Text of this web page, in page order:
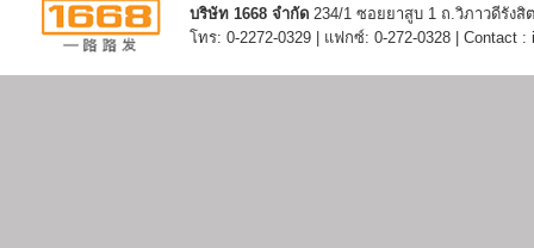
บริษัท 1668 จำกัด 234/1 ซอยยาสูบ 1 ถ.วิภาวดีรัง
โทร: 0-2272-0329 | แฟกซ์: 0-272-0328 | Contact